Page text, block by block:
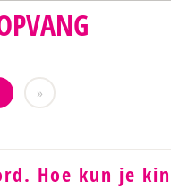
»
Hoe kun je